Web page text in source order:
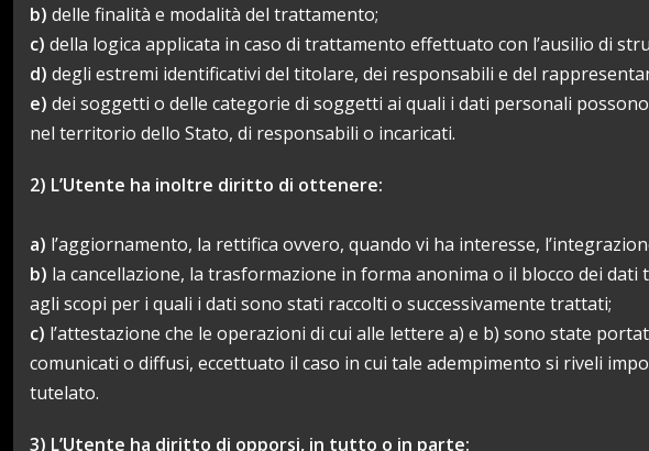
b) delle finalità e modalità del trattamento;
c) della logica applicata in caso di trattamento effettuato con l’ausilio di
d) degli estremi identificativi del titolare, dei responsabili e del
e) dei soggetti o delle categorie di soggetti ai quali i dati personali
nel territorio dello Stato, di responsabili o incaricati.
2) L’Utente ha inoltre diritto di ottenere:
a) l’aggiornamento, la rettifica ovvero, quando vi ha interesse,
b) la cancellazione, la trasformazione in forma anonima o il blocco dei
agli scopi per i quali i dati sono stati raccolti o successivamente trattati;
c) l’attestazione che le operazioni di cui alle lettere a) e b) sono state
comunicati o diffusi, eccettuato il caso in cui tale adempimento si riveli
tutelato.
3) L’Utente ha diritto di opporsi, in tutto o in parte: